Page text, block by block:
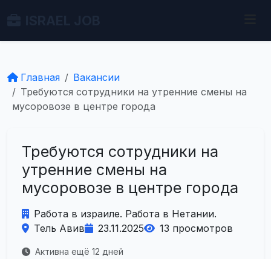
Главная
Вакансии
Требуются сотрудники на утренние смены на
мусоровозе в центре города
Требуются сотрудники на
утренние смены на
мусоровозе в центре города
Работа в израиле. Работа в Нетании.
Тель Авив
23.11.2025 13 просмотров
Активна ещё 12 дней